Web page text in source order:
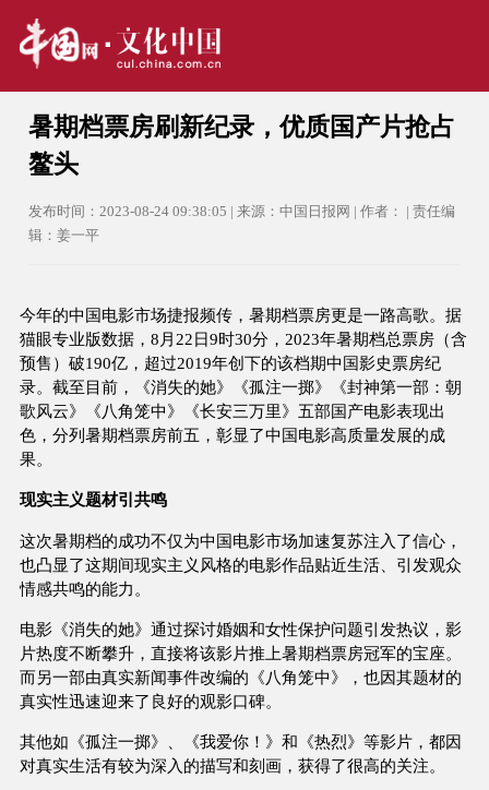
暑期档票房刷新纪录，优质国产片抢占
鳌头
发布时间：2023-08-24 09:38:05 | 来源：中国日报网 | 作者： | 责任编
辑：姜一平
今年的中国电影市场捷报频传，暑期档票房更是一路高歌。据
猫眼专业版数据，8月22日9时30分，2023年暑期档总票房（含
预售）破190亿，超过2019年创下的该档期中国影史票房纪
录。截至目前，《消失的她》《孤注一掷》《封神第一部：朝
歌风云》《八角笼中》《长安三万里》五部国产电影表现出
色，分列暑期档票房前五，彰显了中国电影高质量发展的成
果。
现实主义题材引共鸣
这次暑期档的成功不仅为中国电影市场加速复苏注入了信心，
也凸显了这期间现实主义风格的电影作品贴近生活、引发观众
情感共鸣的能力。
电影《消失的她》通过探讨婚姻和女性保护问题引发热议，影
片热度不断攀升，直接将该影片推上暑期档票房冠军的宝座。
而另一部由真实新闻事件改编的《八角笼中》，也因其题材的
真实性迅速迎来了良好的观影口碑。
其他如《孤注一掷》、《我爱你！》和《热烈》等影片，都因
对真实生活有较为深入的描写和刻画，获得了很高的关注。